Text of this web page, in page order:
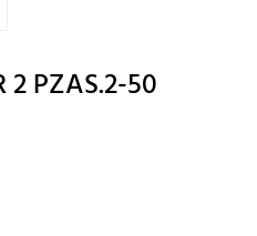
2 PZAS.2-50